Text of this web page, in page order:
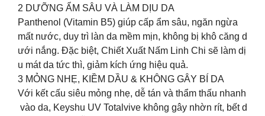
2️ DƯỠNG ẨM SÂU VÀ LÀM DỊU DA
Panthenol (Vitamin B5) giúp cấp ẩm sâu, ngăn ngừa
mất nước, duy trì làn da mềm mịn, không bị khô căng d
ưới nắng. Đặc biệt, Chiết Xuất Nấm Linh Chi sẽ làm dị
u mát da tức thì, giảm kích ứng hiệu quả.
3️ MỎNG NHẸ, KIỀM DẦU & KHÔNG GÂY BÍ DA
Với kết cấu siêu mỏng nhẹ, dễ tán và thẩm thấu nhanh
vào da, Keyshu UV Totalvive không gây nhờn rít, bết d